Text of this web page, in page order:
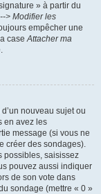
» à partir du
> Modifier les
empêcher une
caseAttacher ma
nouveau sujet ou
en avez les
message (si vous ne
créer des sondages).
possibles, saisissez
pouvez aussi indiquer
de son vote dans
sondage (mettre « 0 »